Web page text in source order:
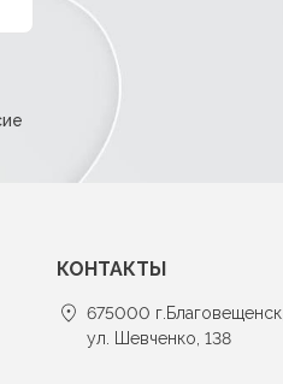
КОНТАКТЫ
675000 г.Благовещенск,
ул. Шевченко, 138